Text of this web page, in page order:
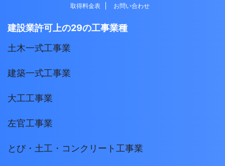
取得料金表
お問い合わせ
建設業許可上の29の工事業種
土木一式工事業
建築一式工事業
大工工事業
左官工事業
とび・土工・コンクリート工事業